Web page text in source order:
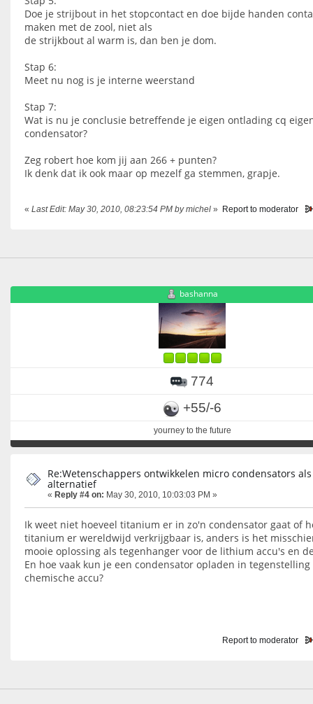
Doe je strijbout in het stopcontact en doe bijde handen
maken met de zool, niet als
de strijkbout al warm is, dan ben je dom.
Stap 6:
Meet nu nog is je interne weerstand
Stap 7:
Wat is nu je conclusie betreffende je eigen ontlading cq
condensator?
Zeg robert hoe kom jij aan 266 + punten?
Ik denk dat ik ook maar op mezelf ga stemmen, grapje.
« Last Edit: May 30, 2010, 08:23:54 PM by michel » Report to moderator
bashanna
774
+55/-6
yourney to the future
Re:Wetenschappers ontwikkelen micro condensators
alternatief
« Reply #4 on: May 30, 2010, 10:03:03 PM »
Ik weet niet hoeveel titanium er in zo'n condensator gaat of
titanium er wereldwijd verkrijgbaar is, anders is het
mooie oplossing als tegenhanger voor de lithium accu's en
En hoe vaak kun je een condensator opladen in
chemische accu?
Report to moderator